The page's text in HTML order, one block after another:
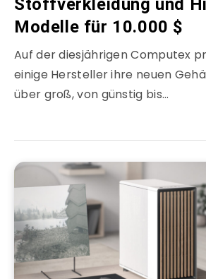
Stoffverkleidung und
Modelle für 10.000 $
Auf der diesjährigen Computex
einige Hersteller ihre neuen
über groß, von günstig bis…